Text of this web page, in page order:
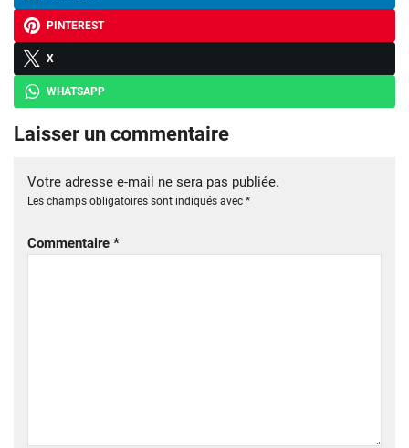
PINTEREST
X
WHATSAPP
Laisser un commentaire
Votre adresse e-mail ne sera pas publiée.
Les champs obligatoires sont indiqués avec *
Commentaire *